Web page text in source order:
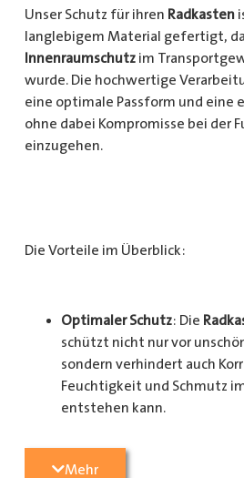
Unser Schutz für ihren Radkasten
langlebigem Material gefertigt,
Innenraumschutzim
wurde. Die hochwertige
eine optimale Passform und eine
ohne dabei Kompromisse bei der
einzugehen.
Die Vorteile im Überblick:
Optimaler Schutz: Die
schützt nicht nur vor
sondern verhindert auch
Feuchtigkeit und Schmutz
entstehen kann.
Langlebigkeit
Mehr